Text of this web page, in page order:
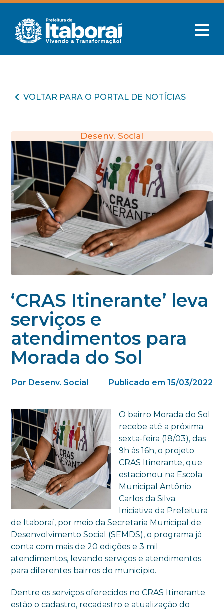
VOLTAR PARA O PORTAL DE NOTÍCIAS
Desenv. Social
‘CRAS Itinerante’ leva
serviços e
atendimentos para
Morada do Sol
Por Desenv. Social Publicado em 15/03/2022
O bairro Morada do Sol
recebe até a próxima
sexta-feira (18/03), das
9h às 16h, o projeto
CRAS Itinerante, que
estacionou na Escola
Municipal Antônio
Carlos da Silva.
Iniciativa da Prefeitura
de Itaboraí, por meio da Secretaria Municipal de
Desenvolvimento Social (SEMDS), o programa já
conta com mais de 20 edições e 3 mil
atendimentos, levando serviços e atendimentos
para diferentes bairros do município.
Dentre os serviços oferecidos no CRAS Itinerante
estão o cadastro, recadastro e atualização do